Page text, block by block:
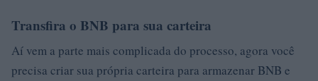
Transfira o BNB para sua carteira
Aí vem a parte mais complicada do processo, agora você
precisa criar sua própria carteira para armazenar BNB e